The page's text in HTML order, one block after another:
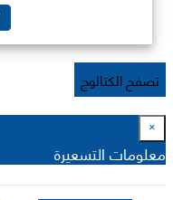
تصفح الكتالوج
×
معلومات التسعيرة